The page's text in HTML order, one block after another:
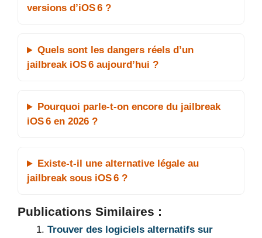
versions d’iOS 6 ?
Quels sont les dangers réels d’un
jailbreak iOS 6 aujourd’hui ?
Pourquoi parle-t-on encore du jailbreak
iOS 6 en 2026 ?
Existe-t-il une alternative légale au
jailbreak sous iOS 6 ?
Publications Similaires :
Trouver des logiciels alternatifs sur